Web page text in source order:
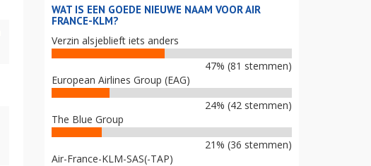
WAT IS EEN GOEDE NIEUWE NAAM VOOR AIR
FRANCE-KLM?
Verzin alsjeblieft iets anders
47% (81 stemmen)
European Airlines Group (EAG)
24% (42 stemmen)
The Blue Group
21% (36 stemmen)
Air-France-KLM-SAS(-TAP)